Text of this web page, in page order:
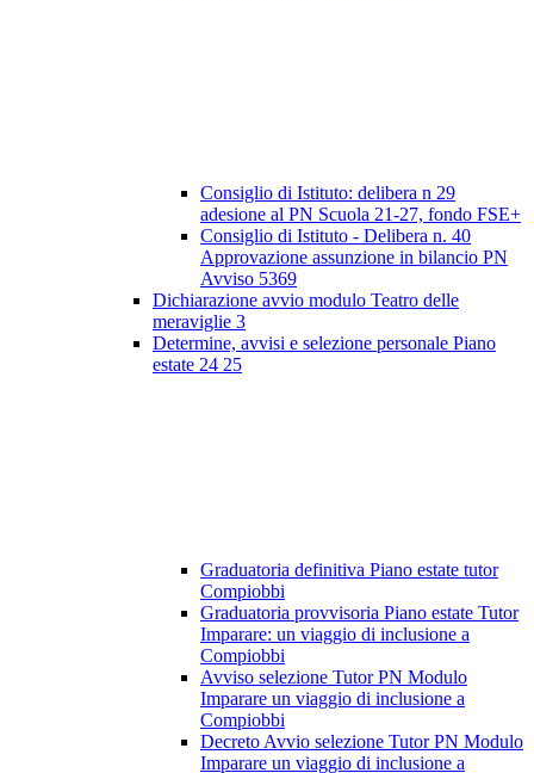
Consiglio di Istituto: delibera n 29
adesione al PN Scuola 21-27, fondo FSE+
Consiglio di Istituto - Delibera n. 40
Approvazione assunzione in bilancio PN
Avviso 5369
Dichiarazione avvio modulo Teatro delle
meraviglie 3
Determine, avvisi e selezione personale Piano
estate 24 25
Graduatoria definitiva Piano estate tutor
Compiobbi
Graduatoria provvisoria Piano estate Tutor
Imparare: un viaggio di inclusione a
Compiobbi
Avviso selezione Tutor PN Modulo
Imparare un viaggio di inclusione a
Compiobbi
Decreto Avvio selezione Tutor PN Modulo
Imparare un viaggio di inclusione a